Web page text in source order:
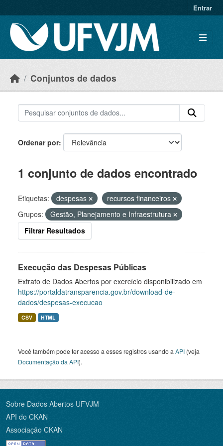
Entrar
Conjuntos de dados
Ordenar por
1 conjunto de dados encontrado
Etiquetas: despesas
recursos financeiros
Grupos:
Gestão, Planejamento e Infraestrutura
Filtrar Resultados
Execução das Despesas Públicas
Extrato de Dados Abertos por exercício disponibilizado em
https://portaldatransparencia.gov.br/download-de-
dados/despesas-execucao
CSV HTML
Você também pode ter acesso a esses registros usando a API (veja
Documentação da API).
Sobre Dados Abertos UFVJM
API do CKAN
Associação CKAN